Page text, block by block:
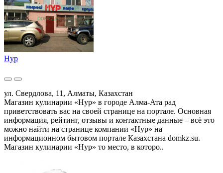
Нур
ул. Свердлова, 11, Алматы, Казахстан
Магазин кулинарии «Нур» в городе Алма-Ата рад
приветствовать вас на своей странице на портале. Основная
информация, рейтинг, отзывы и контактные данные – всё это
можно найти на странице компании «Нур» на
информационном бытовом портале Казахстана domkz.su.
Магазин кулинарии «Нур» то место, в которо..